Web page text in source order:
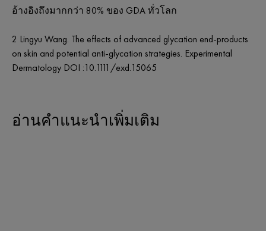
อ้างอิงถึงมากกว่า 80% ของ GDA ทั่วโลก
2 Lingyu Wang. The effects of advanced glycation end-products
on skin and potential anti-glycation strategies. Experimental
Dermatology DOI :10.1111/exd.15065
อ่านคำแนะนำเพิ่มเติม